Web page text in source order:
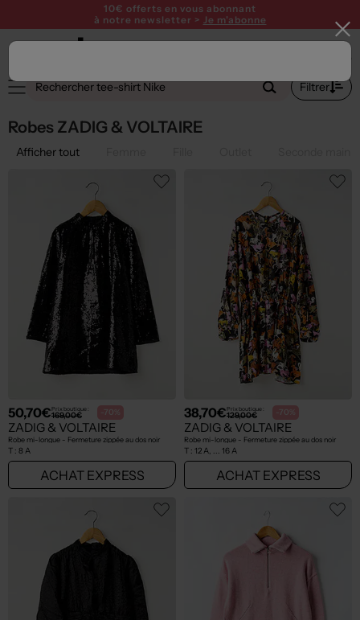
10€ offerts en vous abonnant
à notre newsletter > Je m'abonne
Filtrer
Robes ZADIG & VOLTAIRE
Afficher tout
50,70€Prix boutique :
169,00€ -70%
ZADIG & VOLTAIRE
Robe mi-longue - Fermeture zippée au dos noir
T : 8 A
ACHAT EXPRESS
38,70€Prix boutique :
129,00€ -70%
ZADIG & VOLTAIRE
Robe mi-longue - Fermeture zippée au dos noir
T : 12 A, ... 16 A
ACHAT EXPRESS